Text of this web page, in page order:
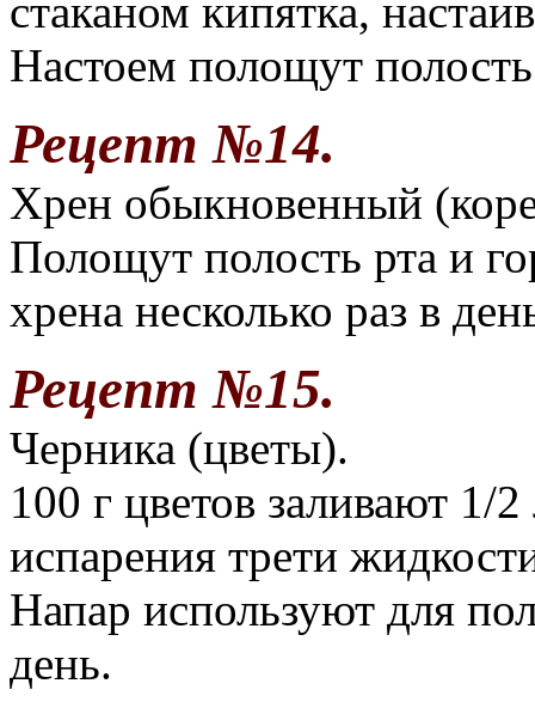
стаканом кипятка,
Настоем полощут
Рецепт №14.
Хрен обыкновенный
Полощут полость рта и
хрена несколько раз в
Рецепт №15.
Черника (цветы).
100 г цветов заливают 1/
испарения трети
Напар используют для
день.